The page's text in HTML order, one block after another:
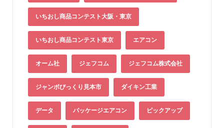
いちおし商品コンテスト大阪・東京
いちおし商品コンテスト東京 エアコン
オーム社 ジェフコム ジェフコム株式会社
ジャンボびっくり見本市 ダイキン工業
データ パッケージエアコン ピックアップ